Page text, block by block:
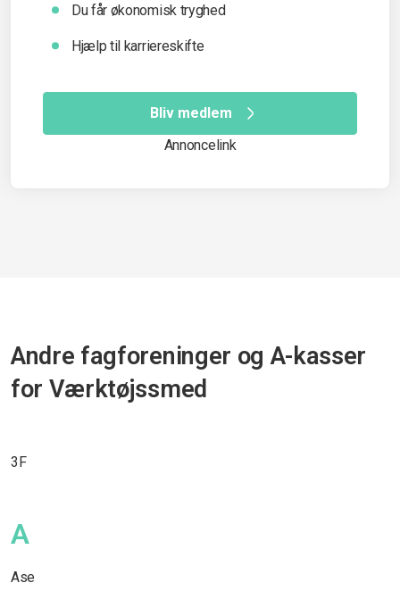
Du får økonomisk tryghed
Hjælp til karriereskifte
Bliv medlem
Annoncelink
Andre fagforeninger og A-kasser
for Værktøjssmed
3F
A
Ase